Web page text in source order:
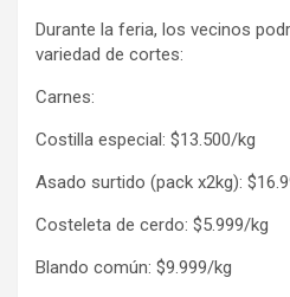
Durante la feria, los vecinos
variedad de cortes:
Carnes:
Costilla especial: $13.500/kg
Asado surtido (pack x2kg):
Costeleta de cerdo: $5.999/kg
Blando común: $9.999/kg